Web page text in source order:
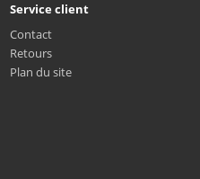
Service client
Contact
Retours
Plan du site